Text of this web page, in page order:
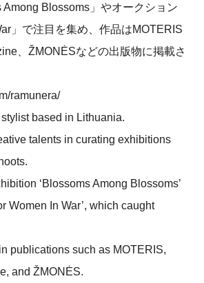
Among Blossoms」やオークション
」で注目を集め、作品はMOTERIS
、ŽMONĖSなどの出版物に掲載さ
ramunera/
based in Lithuania.
talents in curating exhibitions
‘Blossoms Among Blossoms’
Women In War’, which caught
publications such as MOTERIS,
and ŽMONĖS.